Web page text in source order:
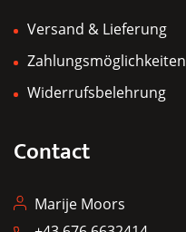
Versand & Lieferung
Zahlungsmöglichkeiten
Widerrufsbelehrung
Contact
Marije Moors